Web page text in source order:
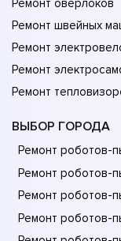
Ремонт оверлоков
Ремонт швейных
Ремонт
Ремонт
Ремонт
ВЫБОР ГОРОДА
Ремонт роботов-
Ремонт роботов-
Ремонт роботов-
Ремонт роботов-